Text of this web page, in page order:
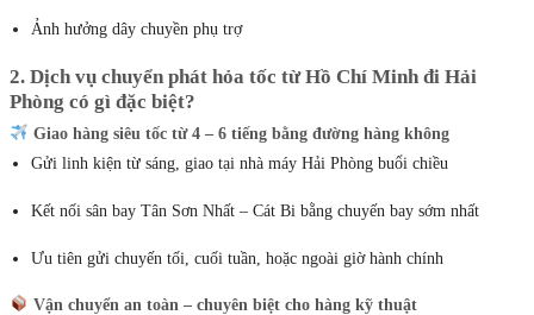
Ảnh hưởng dây chuyền phụ trợ
2. Dịch vụ chuyển phát hỏa tốc từ Hồ Chí Minh đi Hải
Phòng có gì đặc biệt?
Giao hàng siêu tốc từ 4 – 6 tiếng bằng đường hàng không
Gửi linh kiện từ sáng, giao tại nhà máy Hải Phòng buổi chiều
Kết nối sân bay Tân Sơn Nhất – Cát Bi bằng chuyến bay sớm nhất
Ưu tiên gửi chuyến tối, cuối tuần, hoặc ngoài giờ hành chính
Vận chuyển an toàn – chuyên biệt cho hàng kỹ thuật